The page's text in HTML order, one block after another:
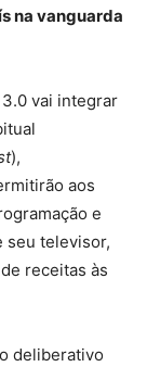
na vanguarda
3.0 vai integrar
),
aos
e
seu televisor,
receitas às
deliberativo